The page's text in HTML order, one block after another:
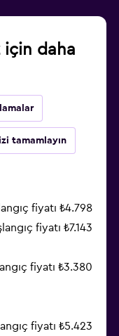
için daha
tamamlayın
fiyatı ₺4.798
fiyatı ₺7.143
fiyatı ₺3.380
fiyatı ₺5.423